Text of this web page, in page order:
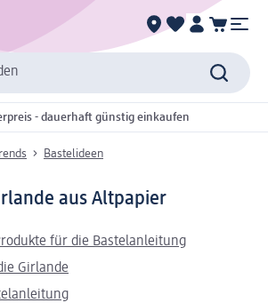
- dauerhaft günstig einkaufen
Bastelideen
aus Altpapier
für die Bastelanleitung
Girlande